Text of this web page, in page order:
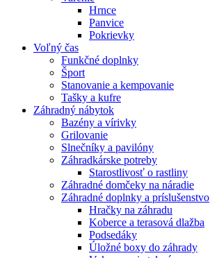
Hrnce
Panvice
Pokrievky
Voľný čas
Funkčné doplnky
Šport
Stanovanie a kempovanie
Tašky a kufre
Záhradný nábytok
Bazény a vírivky
Grilovanie
Slnečníky a pavilóny
Záhradkárske potreby
Starostlivosť o rastliny
Záhradné domčeky na náradie
Záhradné doplnky a príslušenstvo
Hračky na záhradu
Koberce a terasová dlažba
Podsedáky
Úložné boxy do záhrady